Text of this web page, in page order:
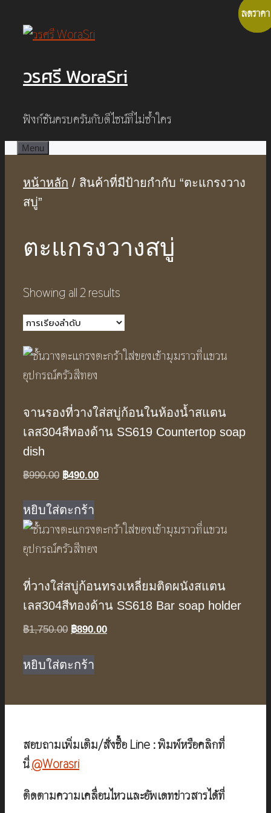
วรศรี WoraSri
ฟังก์ชันครบครันกับดีไซน์ที่ไม่ซ้ำใคร
Menu
หน้าหลัก / สินค้าที่มีป้ายกำกับ “ตะแกรงวาง
สบู่”
ตะแกรงวางสบู่
Showing all 2 results
ลดราค
จานรองที่วางใส่สบู่ก้อนในห้องน้ำสแตน
เลส304สีทองด้าน SS619 Countertop soap
dish
฿990.00 Original
was:
฿990.00.
฿490.00Current
฿490.00.
หยิบใส่ตะกร้า
ลดราค
ที่วางใส่สบู่ก้อนทรงเหลี่ยมติดผนังสแตน
เลส304สีทองด้าน SS618 Bar soap holder
฿1,750.00 Original
was:
฿1,750.00.
฿890.00Current
หยิบใส่ตะกร้า
สอบถามเพิ่มเติม/สั่งซื้อ Line : พิมพ์หรือคลิกที่
นี่@Worasri
ติดตามความเคลื่อนไหวและอัพเดทข่าวสารได้ที่